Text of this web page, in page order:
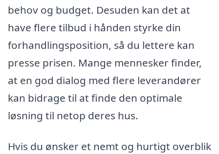
behov og budget. Desuden kan det at
have flere tilbud i hånden styrke din
forhandlingsposition, så du lettere kan
presse prisen. Mange mennesker finder,
at en god dialog med flere leverandører
kan bidrage til at finde den optimale
løsning til netop deres hus.
Hvis du ønsker et nemt og hurtigt overblik